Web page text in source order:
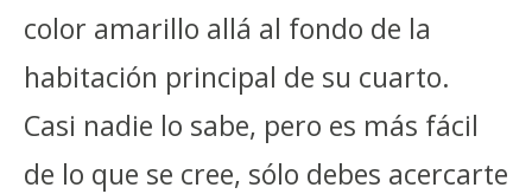
color amarillo allá al fondo de la
habitación principal de su cuarto.
Casi nadie lo sabe, pero es más fácil
de lo que se cree, sólo debes acercarte